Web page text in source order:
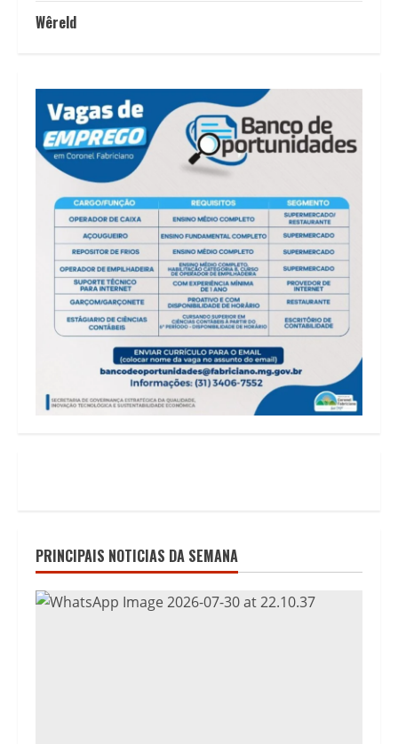
Wêreld
PRINCIPAIS NOTICIAS DA SEMANA